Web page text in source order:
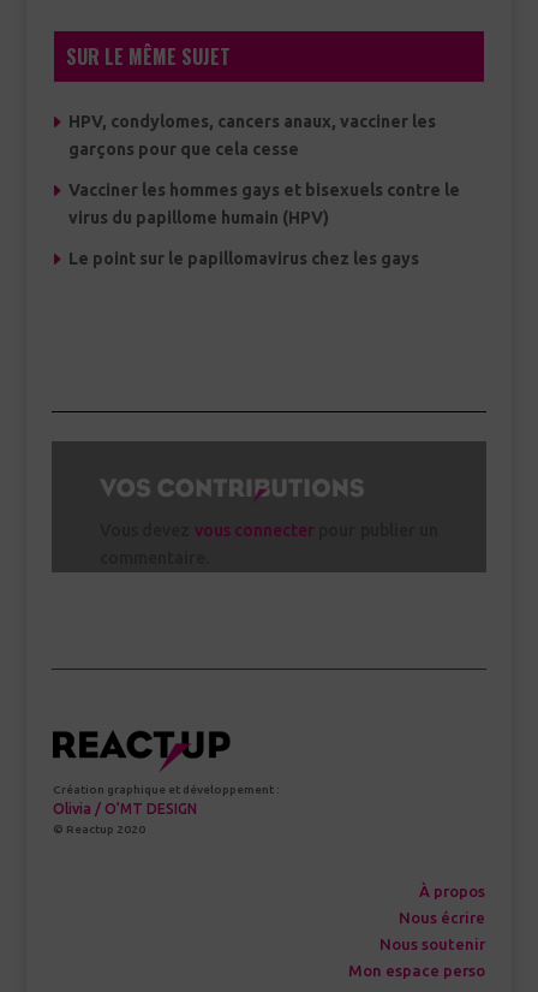
SUR LE MÊME SUJET
HPV, condylomes, cancers anaux, vacciner les
garçons pour que cela cesse
Vacciner les hommes gays et bisexuels contre le
virus du papillome humain (HPV)
Le point sur le papillomavirus chez les gays
vous connecter
Création graphique et développement :
Olivia / O’MT DESIGN
© Reactup 2020
À propos
Nous écrire
Nous soutenir
Mon espace perso